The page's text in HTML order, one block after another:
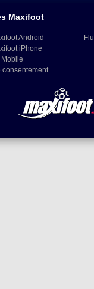
Maxifoot
Android
iPhone
consentement